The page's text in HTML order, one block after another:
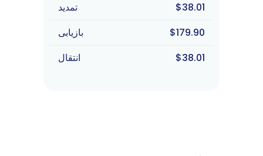
$38.01
تمدید
$179.90
بازیابی
$38.01
انتقال